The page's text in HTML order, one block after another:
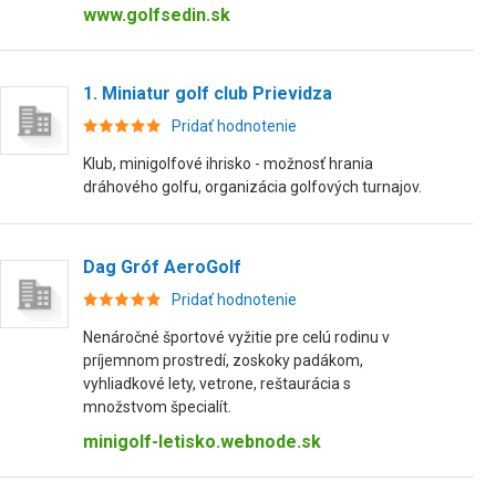
www.golfsedin.sk
1. Miniatur golf club Prievidza
Pridať hodnotenie
Klub, minigolfové ihrisko - možnosť hrania
dráhového golfu, organizácia golfových turnajov.
Dag Gróf AeroGolf
Pridať hodnotenie
Nenáročné športové vyžitie pre celú rodinu v
príjemnom prostredí, zoskoky padákom,
vyhliadkové lety, vetrone, reštaurácia s
množstvom špecialít.
minigolf-letisko.webnode.sk